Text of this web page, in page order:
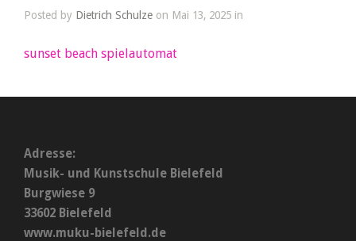
Posted by Dietrich Schulze on Mai 13, 2025 in
sunset beach spielautomat
Adresse:
Musik- und Kunstschule Bielefeld
Burgwiese 9
33602 Bielefeld
www.muku-bielefeld.de